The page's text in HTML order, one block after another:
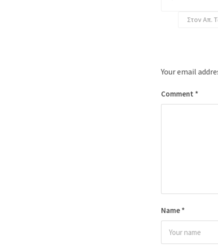
Στον Απ.
Your email
Comment *
Name *